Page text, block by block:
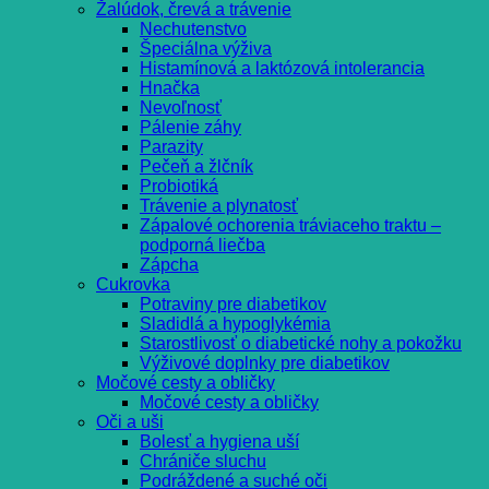
Žalúdok, črevá a trávenie
Nechutenstvo
Špeciálna výživa
Histamínová a laktózová intolerancia
Hnačka
Nevoľnosť
Pálenie záhy
Parazity
Pečeň a žlčník
Probiotiká
Trávenie a plynatosť
Zápalové ochorenia tráviaceho traktu –
podporná liečba
Zápcha
Cukrovka
Potraviny pre diabetikov
Sladidlá a hypoglykémia
Starostlivosť o diabetické nohy a pokožku
Výživové doplnky pre diabetikov
Močové cesty a obličky
Močové cesty a obličky
Oči a uši
Bolesť a hygiena uší
Chrániče sluchu
Podráždené a suché oči